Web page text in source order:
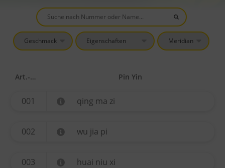
Art.-Nr. Pin Yin
001 qing ma zi
002 wu jia pi
003 huai niu xi